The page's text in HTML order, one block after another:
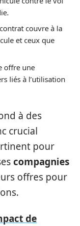
couvre à la
et ceux que
offre une
liés à l’utilisation
à des
crucial
pour
compagnies
offres pour
de